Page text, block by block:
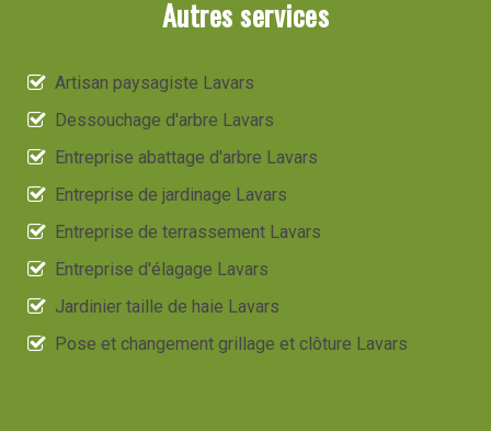
Autres services
Artisan paysagiste Lavars
Dessouchage d'arbre Lavars
Entreprise abattage d'arbre Lavars
Entreprise de jardinage Lavars
Entreprise de terrassement Lavars
Entreprise d'élagage Lavars
Jardinier taille de haie Lavars
Pose et changement grillage et clôture Lavars